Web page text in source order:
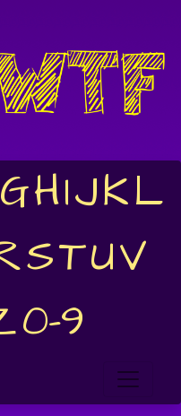
GHIJKL
STUV
0-9